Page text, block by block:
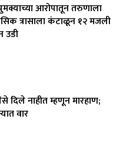
आरोपातून तरुणाला
त्रासाला कंटाळून १२ मजली
उडी
दिले नाहीत म्हणून मारहाण;
वार